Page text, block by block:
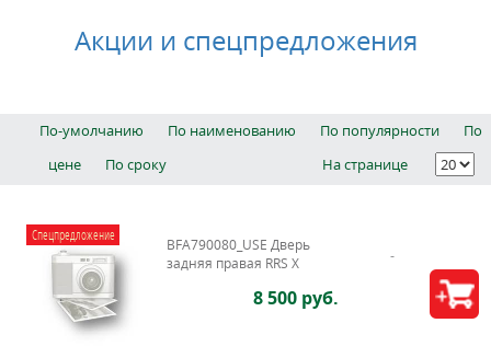
Акции и спецпредложения
По-умолчанию По наименованию По популярности
По
цене
По сроку На странице
Спецпредложение
BFA790080_USE Дверь
задняя правая RRS X
8 500 руб.